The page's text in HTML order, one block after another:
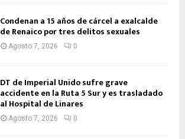
Condenan a 15 años de cárcel a exalcalde
de Renaico por tres delitos sexuales
Agosto 7, 2026 0
DT de Imperial Unido sufre grave
accidente en la Ruta 5 Sur y es trasladado
al Hospital de Linares
Agosto 7, 2026 0